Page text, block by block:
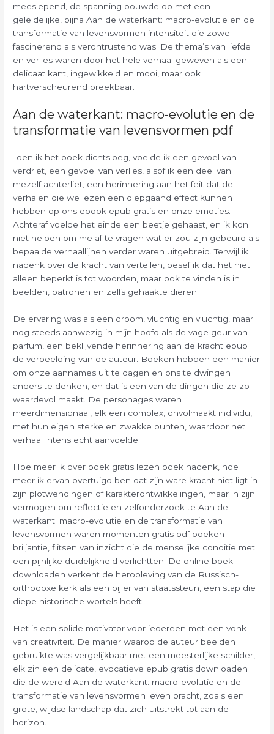
meeslepend, de spanning bouwde op met een
geleidelijke, bijna Aan de waterkant: macro-evolutie en de
transformatie van levensvormen intensiteit die zowel
fascinerend als verontrustend was. De thema’s van liefde
en verlies waren door het hele verhaal geweven als een
delicaat kant, ingewikkeld en mooi, maar ook
hartverscheurend breekbaar.
Aan de waterkant: macro-evolutie en de
transformatie van levensvormen pdf
Toen ik het boek dichtsloeg, voelde ik een gevoel van
verdriet, een gevoel van verlies, alsof ik een deel van
mezelf achterliet, een herinnering aan het feit dat de
verhalen die we lezen een diepgaand effect kunnen
hebben op ons ebook epub gratis en onze emoties.
Achteraf voelde het einde een beetje gehaast, en ik kon
niet helpen om me af te vragen wat er zou zijn gebeurd als
bepaalde verhaallijnen verder waren uitgebreid. Terwijl ik
nadenk over de kracht van vertellen, besef ik dat het niet
alleen beperkt is tot woorden, maar ook te vinden is in
beelden, patronen en zelfs gehaakte dieren.
De ervaring was als een droom, vluchtig en vluchtig, maar
nog steeds aanwezig in mijn hoofd als de vage geur van
parfum, een beklijvende herinnering aan de kracht epub
de verbeelding van de auteur. Boeken hebben een manier
om onze aannames uit te dagen en ons te dwingen
anders te denken, en dat is een van de dingen die ze zo
waardevol maakt. De personages waren
meerdimensionaal, elk een complex, onvolmaakt individu,
met hun eigen sterke en zwakke punten, waardoor het
verhaal intens echt aanvoelde.
Hoe meer ik over boek gratis lezen boek nadenk, hoe
meer ik ervan overtuigd ben dat zijn ware kracht niet ligt in
zijn plotwendingen of karakterontwikkelingen, maar in zijn
vermogen om reflectie en zelfonderzoek te Aan de
waterkant: macro-evolutie en de transformatie van
levensvormen waren momenten gratis pdf boeken
briljantie, flitsen van inzicht die de menselijke conditie met
een pijnlijke duidelijkheid verlichtten. De online boek
downloaden verkent de heropleving van de Russisch-
orthodoxe kerk als een pijler van staatssteun, een stap die
diepe historische wortels heeft.
Het is een solide motivator voor iedereen met een vonk
van creativiteit. De manier waarop de auteur beelden
gebruikte was vergelijkbaar met een meesterlijke schilder,
elk zin een delicate, evocatieve epub gratis downloaden
die de wereld Aan de waterkant: macro-evolutie en de
transformatie van levensvormen leven bracht, zoals een
grote, wijdse landschap dat zich uitstrekt tot aan de
horizon.